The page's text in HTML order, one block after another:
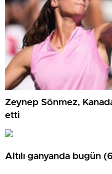
Zeynep Sönmez,
etti
Altılı ganyanda bugün